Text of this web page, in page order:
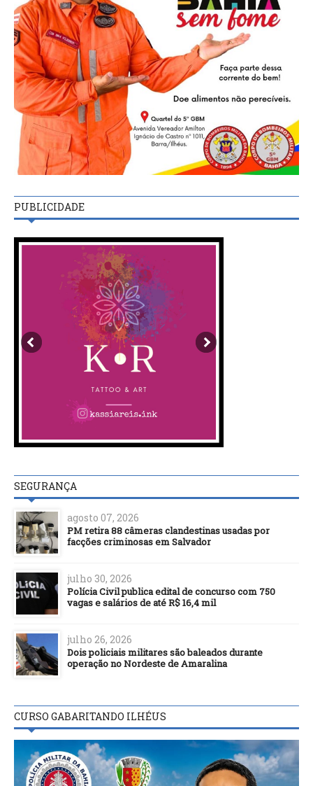
PUBLICIDADE
SEGURANÇA
agosto 07, 2026
PM retira 88 câmeras clandestinas usadas por
facções criminosas em Salvador
julho 30, 2026
Polícia Civil publica edital de concurso com 750
vagas e salários de até R$ 16,4 mil
julho 26, 2026
Dois policiais militares são baleados durante
operação no Nordeste de Amaralina
CURSO GABARITANDO ILHÉUS